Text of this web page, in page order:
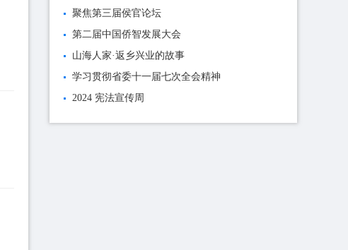
聚焦第三届侯官论坛
第二届中国侨智发展大会
山海人家·返乡兴业的故事
学习贯彻省委十一届七次全会精神
2024 宪法宣传周